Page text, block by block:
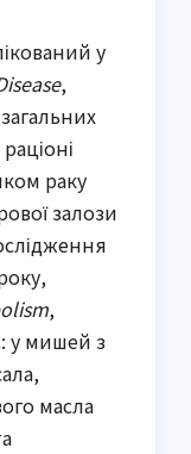
у
,
раку
залози
,
у мишей з
масла